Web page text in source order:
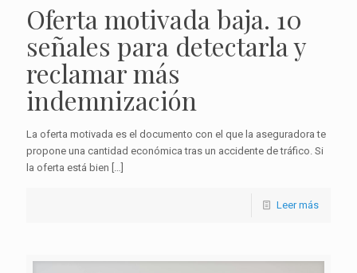
Oferta motivada baja. 10
señales para detectarla y
reclamar más
indemnización
La oferta motivada es el documento con el que la aseguradora te
propone una cantidad económica tras un accidente de tráfico. Si
la oferta está bien
Leer más